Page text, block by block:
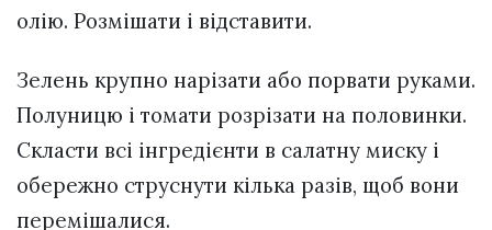
олію. Розмішати і відставити.
Зелень крупно нарізати або порвати руками.
Полуницю і томати розрізати на половинки.
Скласти всі інгредієнти в салатну миску і
обережно струснути кілька разів, щоб вони
перемішалися.